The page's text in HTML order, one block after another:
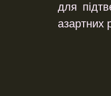
для
азартних